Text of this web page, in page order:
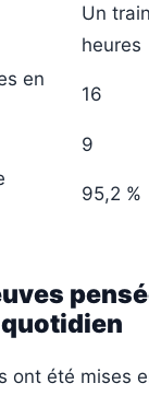
Un
heures
en
16
9
95,2 %
ont été mises